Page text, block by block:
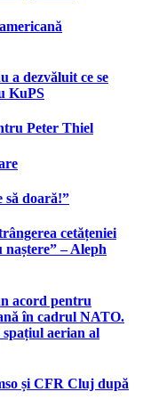
a dezvăluit ce se
KuPS
Peter Thiel
să doară!”
cetățeniei
– Aleph
acord pentru
în cadrul NATO.
aerian al
și CFR Cluj după